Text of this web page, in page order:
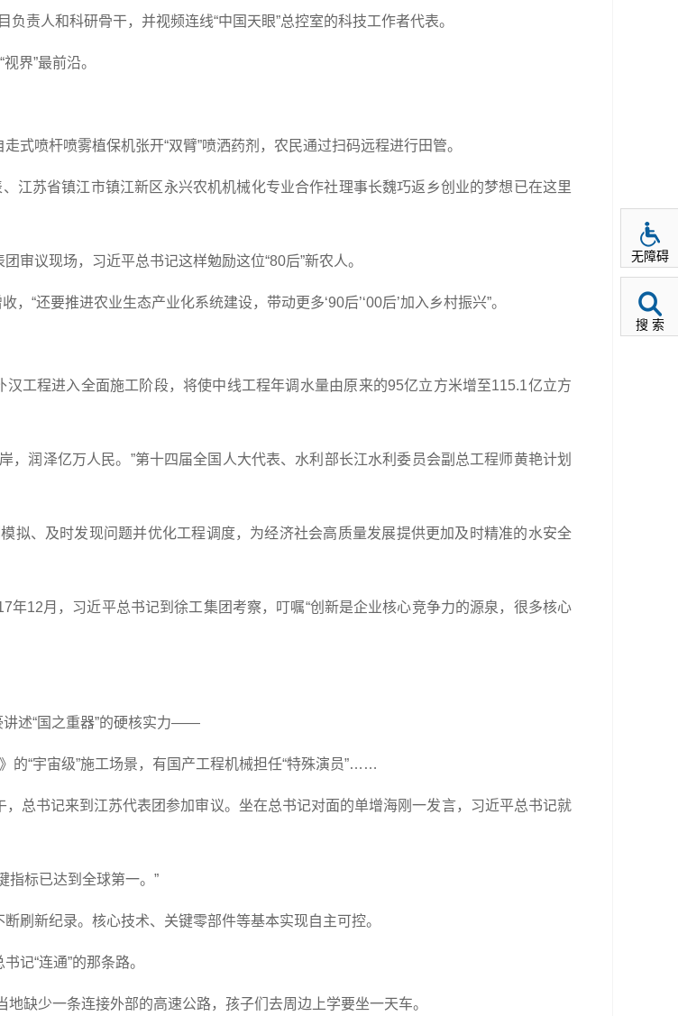
责人和科研骨干，并视频连线“中国天眼”总控室的科技工作者代表。
界”最前沿。
式喷杆喷雾植保机张开“双臂”喷洒药剂，农民通过扫码远程进行田管。
江苏省镇江市镇江新区永兴农机机械化专业合作社理事长魏巧返乡创业的梦想已在这里
审议现场，习近平总书记这样勉励这位“80后”新农人。
“还要推进农业生态产业化系统建设，带动更多‘90后’‘00后’加入乡村振兴”。
工程进入全面施工阶段，将使中线工程年调水量由原来的95亿立方米增至115.1亿立方
，润泽亿万人民。”第十四届全国人大代表、水利部长江水利委员会副总工程师黄艳计划
拟、及时发现问题并优化工程调度，为经济社会高质量发展提供更加及时精准的水安全
年12月，习近平总书记到徐工集团考察，叮嘱“创新是企业核心竞争力的源泉，很多核心
讲述“国之重器”的硬核实力——
的“宇宙级”施工场景，有国产工程机械担任“特殊演员”……
总书记来到江苏代表团参加审议。坐在总书记对面的单增海刚一发言，习近平总书记就
指标已达到全球第一。”
刷新纪录。核心技术、关键零部件等基本实现自主可控。
记“连通”的那条路。
缺少一条连接外部的高速公路，孩子们去周边上学要坐一天车。
无障碍
搜 索